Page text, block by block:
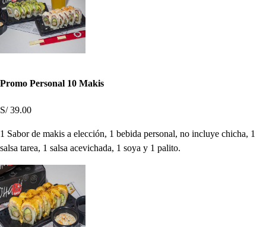
Promo Personal 10 Makis
S/ 39.00
1 Sabor de makis a elección, 1 bebida personal, no incluye chicha, 1
salsa tarea, 1 salsa acevichada, 1 soya y 1 palito.